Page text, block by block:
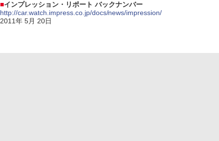
■インプレッション・リポート バックナンバー
http://car.watch.impress.co.jp/docs/news/impression/
2011年 5月 20日